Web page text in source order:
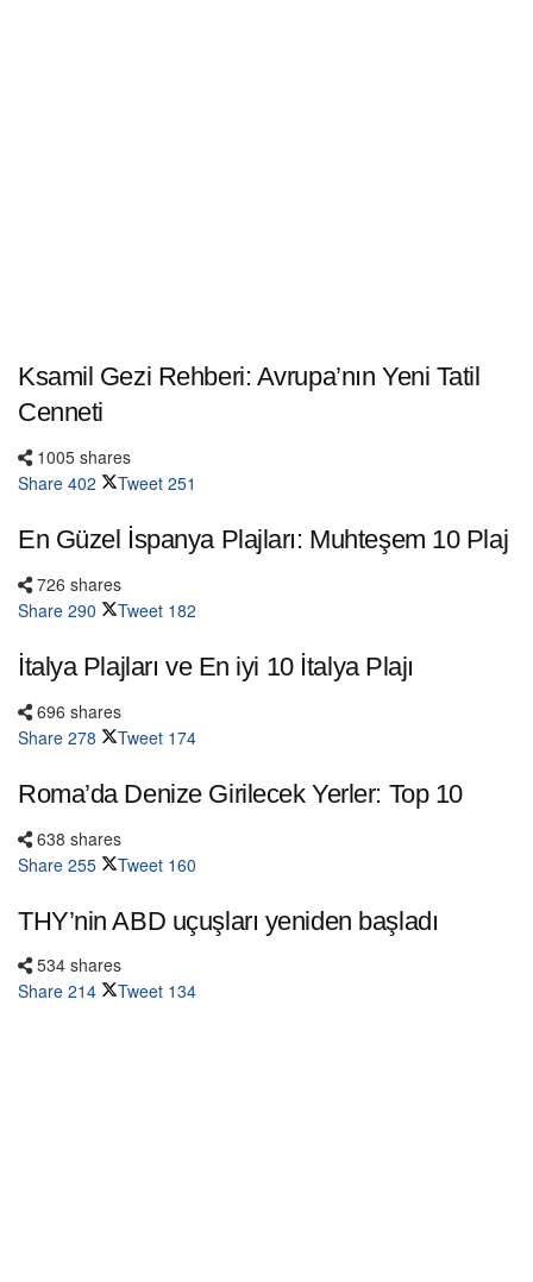
Ksamil Gezi Rehberi: Avrupa’nın Yeni Tatil
Cenneti
1005 shares
Share 402 Tweet 251
En Güzel İspanya Plajları: Muhteşem 10 Plaj
726 shares
Share 290 Tweet 182
İtalya Plajları ve En iyi 10 İtalya Plajı
696 shares
Share 278 Tweet 174
Roma’da Denize Girilecek Yerler: Top 10
638 shares
Share 255 Tweet 160
THY’nin ABD uçuşları yeniden başladı
534 shares
Share 214 Tweet 134